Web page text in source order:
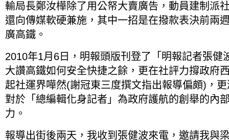
輸局長鄭汝樺除了用公帑大賣廣告，動員建制派
還向傳媒軟硬兼施，其中一招是在撥款表決前兩
廣高鐵。
2010年1月6日，明報頭版刊登了「明報記者張健
大讚高鐵如何安全快捷之餘，更在社評力撐政府
起社運界嘩然(謝冠東三度撰文指出報導偏頗)，
對於「總編輯化身記者」為政府護航的創舉的內
力。
報導出街後兩天，我收到張健波來電，邀請我與